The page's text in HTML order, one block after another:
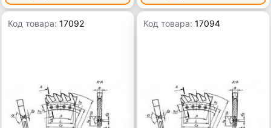
Код товара:17092 Код товара:17094